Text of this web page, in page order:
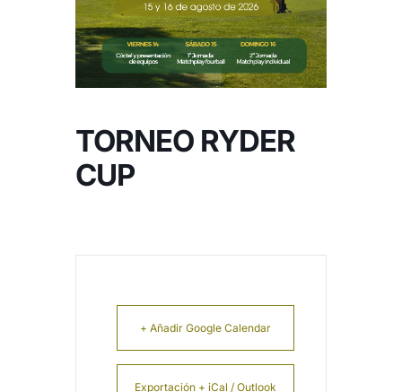
NOTICIAS
TORNEO RYDER
CUP
+ Añadir Google Calendar
Exportación + iCal / Outlook